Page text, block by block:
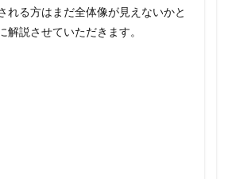
れる方はまだ全体像が見えないかと
解説させていただきます。